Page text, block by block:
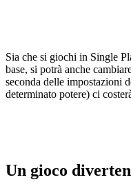
Sia che si giochi in Single
base, si potrà anche
seconda delle impostazioni
determinato potere) ci
Un gioco